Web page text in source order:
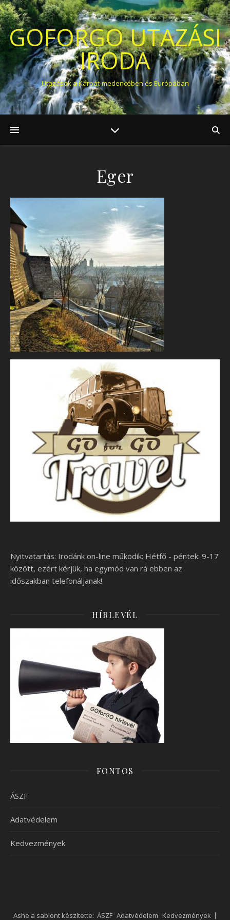
GOFORGO UTAZÁSI
IRODA
Utazások a Kárpát-medencében és Európában
Eger
Nyitvatartás: Irodánk on-line működik: Hétfő - péntek: 9-17
között, ezért kérjük, ha egymód van rá ebben az
időszakban telefonáljanak!
HÍRLEVÉL
FONTOS
ÁSZF
Adatvédelem
Kedvezmények
ÁSZF Adatvédelem Kedvezmények
Ashe a sablont készítette: